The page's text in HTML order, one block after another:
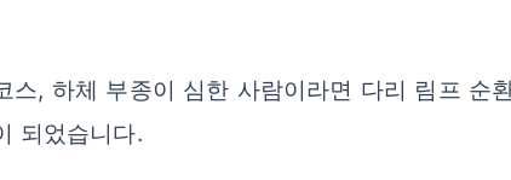
, 하체 부종이 심한 사람이라면 다리 림프 순
되었습니다.